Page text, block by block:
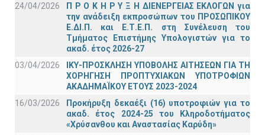
24/04/2026
Π Ρ Ο Κ Η Ρ Υ Ξ Η ΔΙΕΝΕΡΓΕΙΑΣ ΕΚΛΟΓΩΝ για
την ανάδειξη εκπροσώπων του ΠΡΟΣΩΠΙΚΟΥ
Ε.ΔΙ.Π. και Ε.Τ.Ε.Π. στη Συνέλευση του
Τμήματος Επιστήμης Υπολογιστών για το
ακαδ. έτος 2026-27
03/04/2026
ΙΚΥ-ΠΡΟΣΚΛΗΣΗ ΥΠΟΒΟΛΗΣ ΑΙΤΗΣΕΩΝ ΓΙΑ ΤΗ
ΧΟΡΗΓΗΣΗ ΠΡΟΠΤΥΧΙΑΚΩΝ ΥΠΟΤΡΟΦΙΩΝ
ΑΚΑΔΗΜΑΪΚΟΥ ΕΤΟΥΣ 2023-2024
16/03/2026
Προκήρυξη δεκαέξι (16) υποτροφιών για το
ακαδ. έτος 2024-25 του Κληροδοτήματος
«Χρύσανθου και Αναστασίας Καρύδη»